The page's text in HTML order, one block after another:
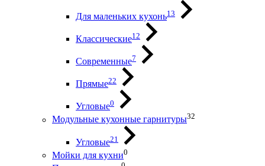
Для маленьких кухонь13
Классические12
Современные7
Прямые22
Угловые0
Модульные кухонные гарнитуры32
Угловые21
Мойки для кухни0